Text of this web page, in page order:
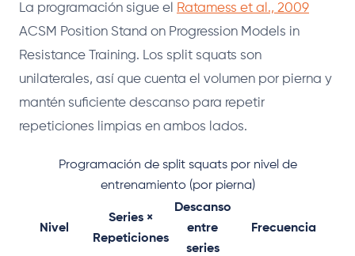
La programación sigue el Ratamess et al., 2009
ACSM Position Stand on Progression Models in
Resistance Training. Los split squats son
unilaterales, así que cuenta el volumen por pierna y
mantén suficiente descanso para repetir
repeticiones limpias en ambos lados.
Programación de split squats por nivel de
entrenamiento (por pierna)
Nivel
Series ×
Repeticiones
Descanso
entre
series
Frecuencia